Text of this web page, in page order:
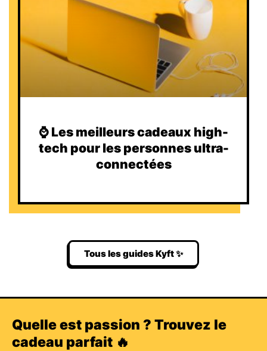
⌚️ Les meilleurs cadeaux high-
tech pour les personnes ultra-
connectées
Tous les guides Kyft ✨
Quelle est passion ? Trouvez le
cadeau parfait 🔥